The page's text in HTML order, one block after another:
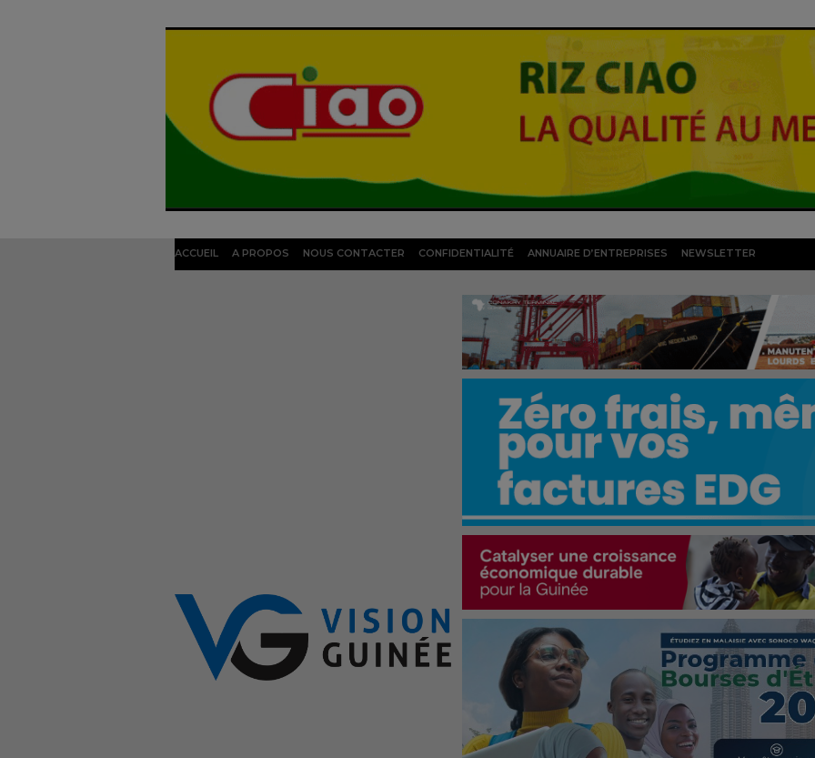
ACCUEIL A PROPOS NOUS CONTACTER CONFIDENTIALITÉ ANNUAIRE D’ENTREPRISES NEWSLETTER